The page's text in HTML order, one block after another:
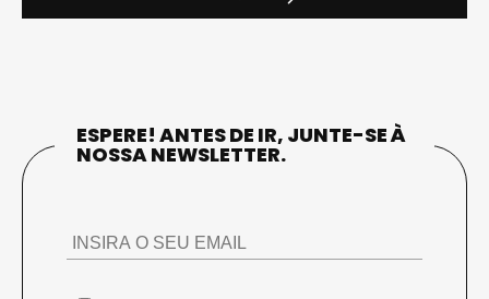
ESPERE! ANTES DE IR, JUNTE-SE À
NOSSA NEWSLETTER.